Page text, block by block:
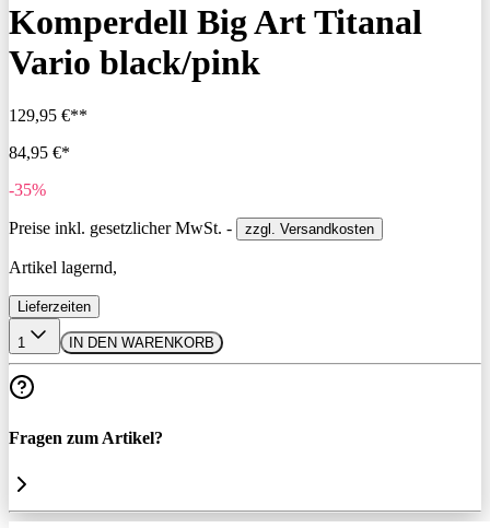
Komperdell Big Art Titanal
Vario black/pink
129,95 €**
84,95 €*
-35%
Preise inkl. gesetzlicher MwSt. - zzgl. Versandkosten
Artikel lagernd,
Lieferzeiten
1 IN DEN WARENKORB
Fragen zum Artikel?